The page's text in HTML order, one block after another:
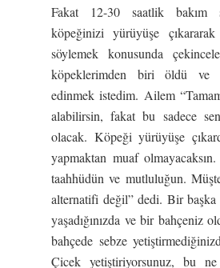
Fakat 12-30 saatlik bakım
köpeğinizi yürüyüşe
söylemek konusunda
köpeklerimden biri öldü
edinmek istedim. Ailem
alabilirsin, fakat bu sadece
olacak. Köpeği yürüyüşe
yapmaktan muaf
taahhüdün ve mutluluğun.
alternatifi değil” dedi. Bir
yaşadığınızda ve bir bahçeniz
bahçede sebze
Çicek yetiştiriyorsunuz, bu